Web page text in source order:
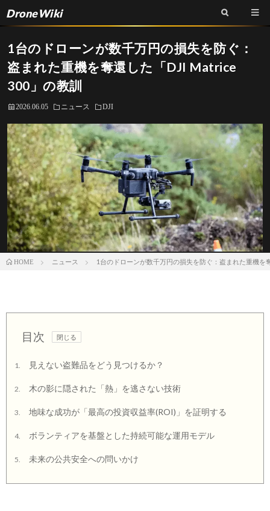
DroneWiki
1台のドローンが数千万円の損失を防ぐ：
盗まれた重機を奪還した「DJI Matrice
300」の教訓
2026.06.05 ニュース DJI
HOME ニュース 1台のドローンが数千万円の損失を防ぐ：盗まれた重機
目次
1. 見えない盗難品をどう見つけるか？
2. 木の影に隠された「熱」を逃さない技術
3. 地味な成功が「最高の投資収益率(ROI)」を証明する
4. ボランティアを基盤とした持続可能な運用モデル
5. 未来の公共安全への問いかけ